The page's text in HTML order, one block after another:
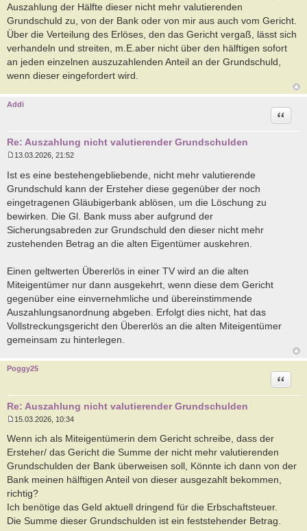
Auszahlung der Hälfte dieser nicht mehr valutierenden
Grundschuld zu, von der Bank oder von mir aus auch vom Gericht.
Über die Verteilung des Erlöses, den das Gericht vergaß, lässt sich
verhandeln und streiten, m.E.aber nicht über den hälftigen sofort
an jeden einzelnen auszuzahlenden Anteil an der Grundschuld,
wenn dieser eingefordert wird.
Addi
Re: Auszahlung nicht valutierender Grundschulden
Zitat
e
i
t
a
g
13.03.2026, 21:52
Ist es eine bestehengebliebende, nicht mehr valutierende
Grundschuld kann der Ersteher diese gegenüber der noch
eingetragenen Gläubigerbank ablösen, um die Löschung zu
bewirken. Die Gl. Bank muss aber aufgrund der
Sicherungsabreden zur Grundschuld den dieser nicht mehr
zustehenden Betrag an die alten Eigentümer auskehren.
Einen geltwerten Übererlös in einer TV wird an die alten
Miteigentümer nur dann ausgekehrt, wenn diese dem Gericht
gegenüber eine einvernehmliche und übereinstimmende
Auszahlungsanordnung abgeben. Erfolgt dies nicht, hat das
Vollstreckungsgericht den Übererlös an die alten Miteigentümer
gemeinsam zu hinterlegen.
Poggy25
Re: Auszahlung nicht valutierender Grundschulden
Zitat
e
t
a
g
15.03.2026, 10:34
Wenn ich als Miteigentümerin dem Gericht schreibe, dass der
Ersteher/ das Gericht die Summe der nicht mehr valutierenden
Grundschulden der Bank überweisen soll, Könnte ich dann von der
Bank meinen hälftigen Anteil von dieser ausgezahlt bekommen,
richtig?
Ich benötige das Geld aktuell dringend für die Erbschaftsteuer.
Die Summe dieser Grundschulden ist ein feststehender Betrag.